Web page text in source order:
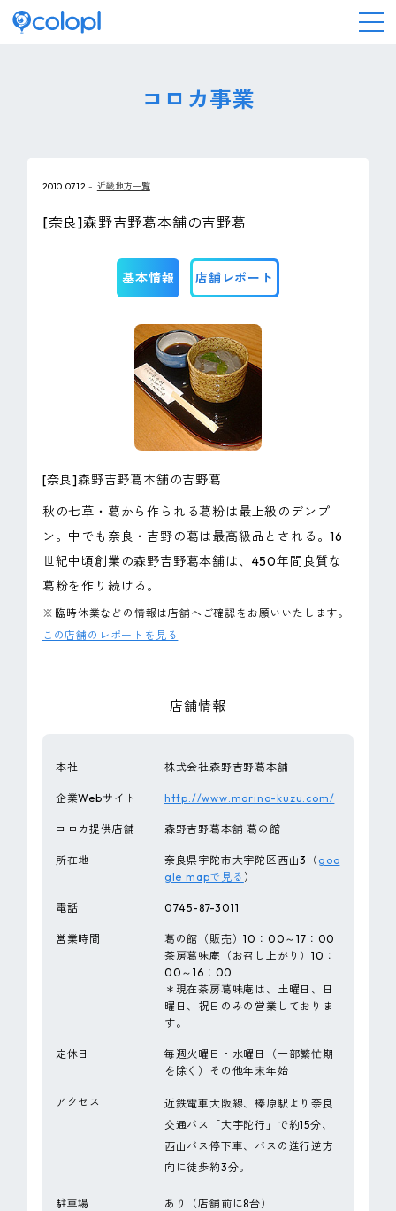
EN
コロカ事業
2010.07.12 近畿地方一覧
[奈良]森野吉野葛本舗の吉野葛
基本情報 店舗レポート
[奈良]森野吉野葛本舗の吉野葛
秋の七草・葛から作られる葛粉は最上級のデンプ
ン。中でも奈良・吉野の葛は最高級品とされる。16
世紀中頃創業の森野吉野葛本舗は、450年間良質な
葛粉を作り続ける。
※ 臨時休業などの情報は店舗へご確認をお願いいたします。
この店舗のレポートを見る
店舗情報
本社 株式会社森野吉野葛本舗
企業Webサイト http://www.morino-kuzu.com/
コロカ提供店舗 森野吉野葛本舗 葛の館
所在地 奈良県宇陀市大宇陀区西山3（ goo
gle mapで見る ）
電話 0745-87-3011
営業時間
葛の館（販売）10：00～17：00
茶房葛味庵（お召し上がり）10：
00～16：00
＊現在茶房葛味庵は、土曜日、日
曜日、祝日のみの営業しておりま
す。
定休日
毎週火曜日・水曜日（一部繁忙期
を除く）その他年末年始
アクセス
近鉄電車大阪線、榛原駅より奈良
交通バス「大宇陀行」で約15分、
西山バス停下車、バスの進行逆方
向に徒歩約3分。
駐車場 あり（店舗前に8台）